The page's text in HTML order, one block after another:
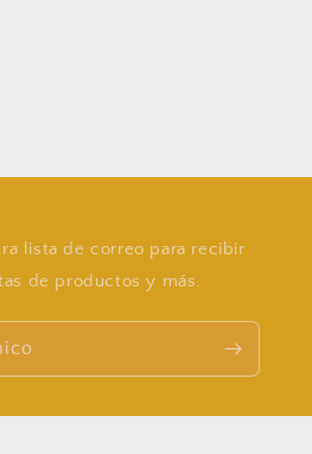
lista de correo para recibir
de productos y más.